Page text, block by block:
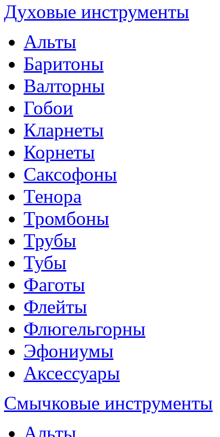
Духовые инструменты
Альты
Баритоны
Валторны
Гобои
Кларнеты
Корнеты
Саксофоны
Тенора
Тромбоны
Трубы
Тубы
Фаготы
Флейты
Флюгельгорны
Эфониумы
Аксессуары
Смычковые инструменты